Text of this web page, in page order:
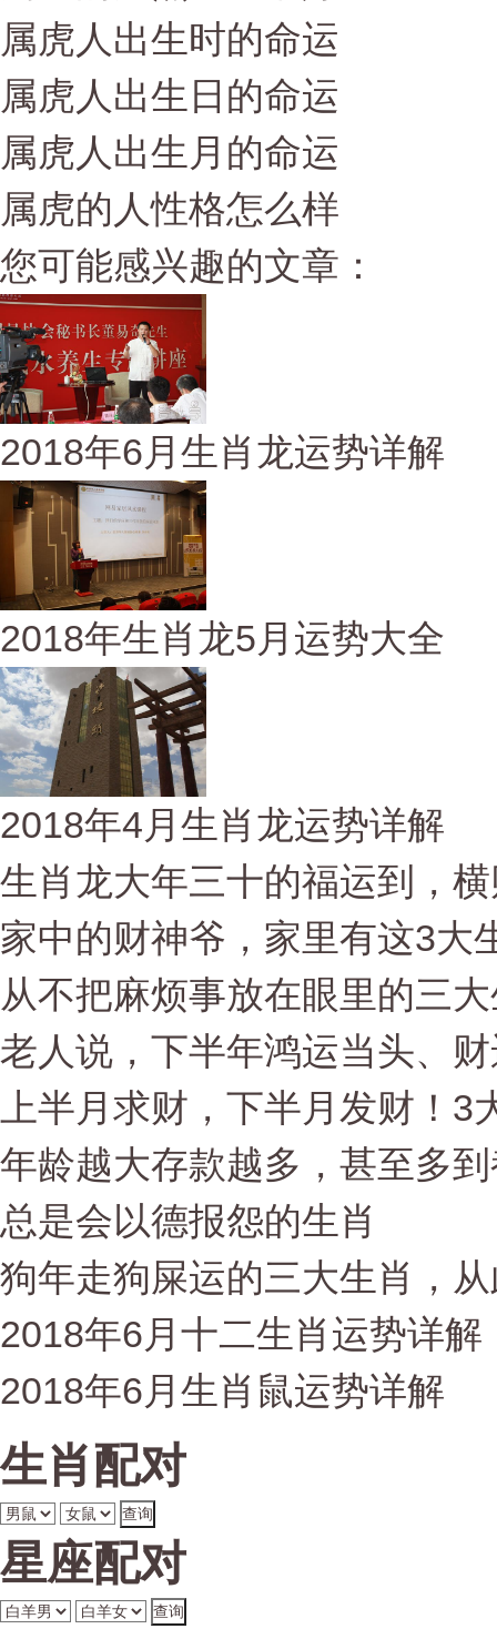
属虎人出生时的命运
属虎人出生日的命运
属虎人出生月的命运
属虎的人性格怎么样
您可能感兴趣的文章：
2018年6月生肖龙运势详解
2018年生肖龙5月运势大全
2018年4月生肖龙运势详解
生肖龙大年三十的福运到，
家中的财神爷，家里有这3大
从不把麻烦事放在眼里的三
老人说，下半年鸿运当头、
上半月求财，下半月发财！3
年龄越大存款越多，甚至多
总是会以德报怨的生肖
狗年走狗屎运的三大生肖，
2018年6月十二生肖运势详解
2018年6月生肖鼠运势详解
生肖配对
星座配对